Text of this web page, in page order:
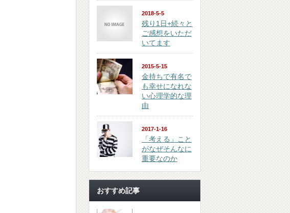
2018-5-5
残り1日+続々と
ご感想をいただ
いてます
2015-5-15
金持ちで有名で
も幸せになれな
い心理学的な理
由
2017-1-16
「考える」こと
がなぜそんなに
重要なのか
おすすめ記事